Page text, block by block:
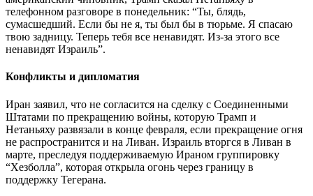
телефонном разговоре в понедельник: “Ты, блядь,
сумасшедший. Если бы не я, ты был бы в тюрьме. Я спасаю
твою задницу. Теперь тебя все ненавидят. Из-за этого все
ненавидят Израиль”.
Конфликты и дипломатия
Иран заявил, что не согласится на сделку с Соединенными
Штатами по прекращению войны, которую Трамп и
Нетаньяху развязали в конце февраля, если прекращение огня
не распространится и на Ливан. Израиль вторгся в Ливан в
марте, преследуя поддерживаемую Ираном группировку
“Хезболла”, которая открыла огонь через границу в
поддержку Тегерана.